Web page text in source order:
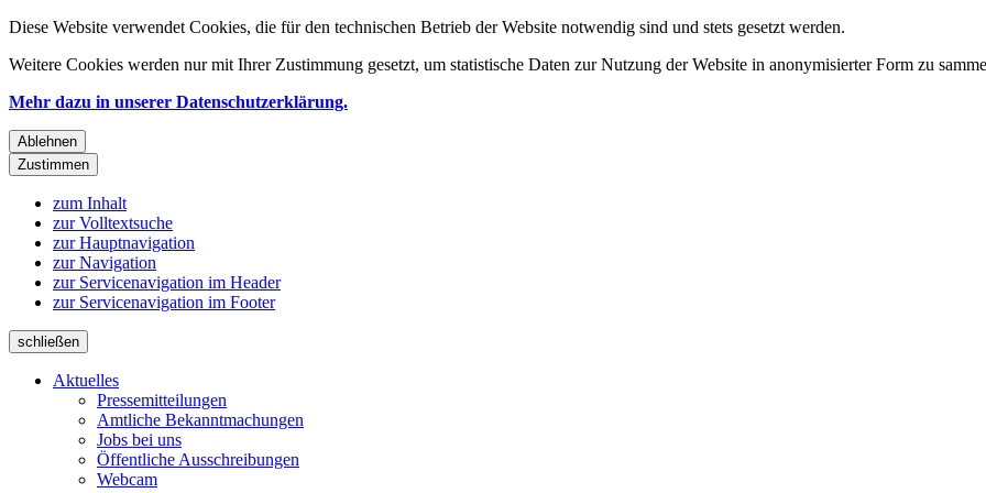
Diese Website verwendet Cookies, die für den technischen Betrieb der Website notwendig sind und stets gesetzt werden.
Weitere Cookies werden nur mit Ihrer Zustimmung gesetzt, um statistische Daten zur Nutzung der Website in anonymisierter Form zu
Mehr dazu in unserer Datenschutzerklärung.
Ablehnen
Zustimmen
zum Inhalt
zur Volltextsuche
zur Hauptnavigation
zur Navigation
zur Servicenavigation im Header
zur Servicenavigation im Footer
schließen
Aktuelles
Pressemitteilungen
Amtliche Bekanntmachungen
Jobs bei uns
Öffentliche Ausschreibungen
Webcam